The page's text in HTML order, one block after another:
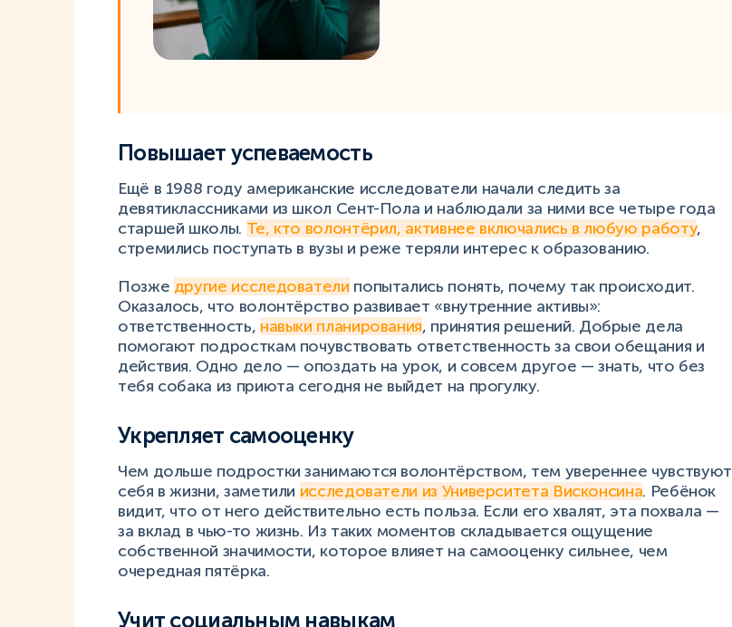
Повышает успеваемость
Ещё в 1988 году американские исследователи начали следить за
девятиклассниками из школ Сент-Пола и наблюдали за ними все четыре года
старшей школы. Те, кто волонтёрил, активнее включались в любую работу,
стремились поступать в вузы и реже теряли интерес к образованию.
Позже другие исследователи попытались понять, почему так происходит.
Оказалось, что волонтёрство развивает «внутренние активы»:
ответственность, навыки планирования, принятия решений. Добрые дела
помогают подросткам почувствовать ответственность за свои обещания и
действия. Одно дело — опоздать на урок, и совсем другое — знать, что без
тебя собака из приюта сегодня не выйдет на прогулку.
Укрепляет самооценку
Чем дольше подростки занимаются волонтёрством, тем увереннее чувствуют
себя в жизни, заметили исследователи из Университета Висконсина. Ребёнок
видит, что от него действительно есть польза. Если его хвалят, эта похвала —
за вклад в чью-то жизнь. Из таких моментов складывается ощущение
собственной значимости, которое влияет на самооценку сильнее, чем
очередная пятёрка.
Учит социальным навыкам